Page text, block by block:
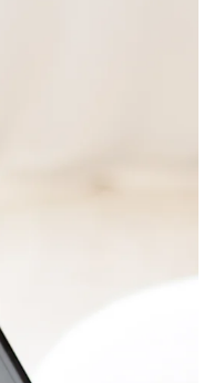
e
da denti
e luminosi, prende il